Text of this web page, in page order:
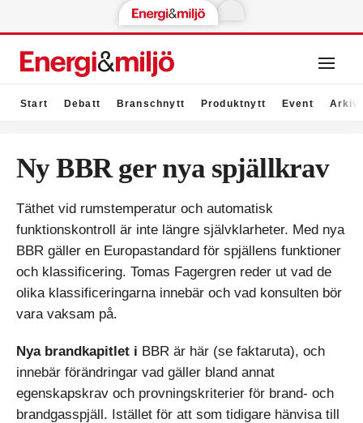
Start Debatt Branschnytt Produktnytt Event Arkiv
Ny BBR ger nya spjällkrav
Täthet vid rumstemperatur och automatisk
funktionskontroll är inte längre självklarheter. Med nya
BBR gäller en Europastandard för spjällens funktioner
och klassificering. Tomas Fagergren reder ut vad de
olika klassificeringarna innebär och vad konsulten bör
vara vaksam på.
Nya brandkapitlet i BBR är här (se faktaruta), och
innebär förändringar vad gäller bland annat
egenskapskrav och provningskriterier för brand- och
brandgasspjäll. Istället för att som tidigare hänvisa till